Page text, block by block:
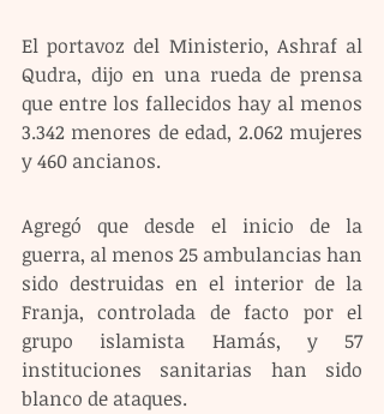
El portavoz del Ministerio, Ashraf al
Qudra, dijo en una rueda de prensa
que entre los fallecidos hay al menos
3.342 menores de edad, 2.062 mujeres
y 460 ancianos.
Agregó que desde el inicio de la
guerra, al menos 25 ambulancias han
sido destruidas en el interior de la
Franja, controlada de facto por el
grupo islamista Hamás, y 57
instituciones sanitarias han sido
blanco de ataques.